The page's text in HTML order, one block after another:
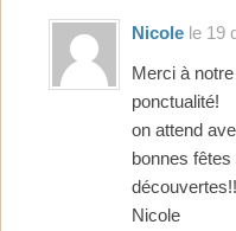
Nicole le 19
Merci à
ponctualité!
on attend
bonnes fêtes
découvertes!!
Nicole